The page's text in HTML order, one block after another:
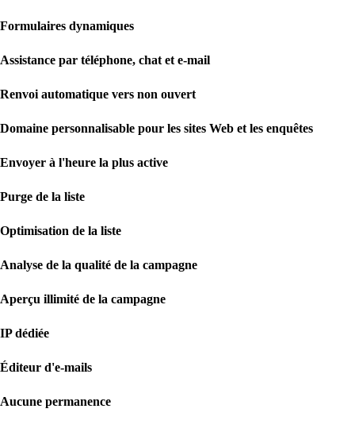
Formulaires dynamiques
Assistance par téléphone, chat et e-mail
Renvoi automatique vers non ouvert
Domaine personnalisable pour les sites Web et les enquêtes
Envoyer à l'heure la plus active
Purge de la liste
Optimisation de la liste
Analyse de la qualité de la campagne
Aperçu illimité de la campagne
IP dédiée
Éditeur d'e-mails
Aucune permanence